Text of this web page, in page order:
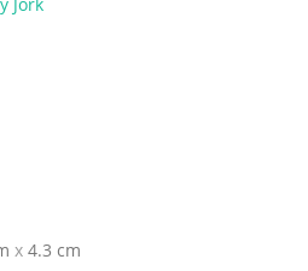
x 4.3 cm